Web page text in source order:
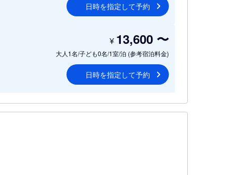
日時を指定して予約
大人1名/子ども0名/1室/泊 (参考宿泊料金)
¥ 13,600 〜
日時を指定して予約